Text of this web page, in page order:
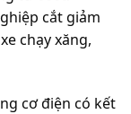
cắt giảm
chạy xăng,
cơ điện có kết